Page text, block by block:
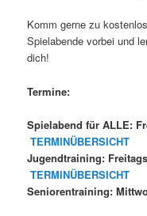
Komm gerne zu
Spielabende vorbei und
dich!
Termine:
Spielabend für ALLE:
TERMINÜBERSICHT
Jugendtraining:
TERMINÜBERSICHT
Seniorentraining: